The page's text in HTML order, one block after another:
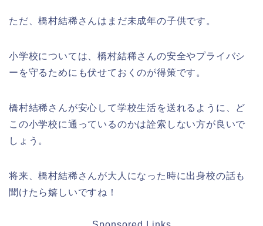
ただ、橋村結稀さんはまだ未成年の子供です。
小学校については、橋村結稀さんの安全やプライバシ
ーを守るためにも伏せておくのが得策です。
橋村結稀さんが安心して学校生活を送れるように、ど
この小学校に通っているのかは詮索しない方が良いで
しょう。
将来、橋村結稀さんが大人になった時に出身校の話も
聞けたら嬉しいですね！